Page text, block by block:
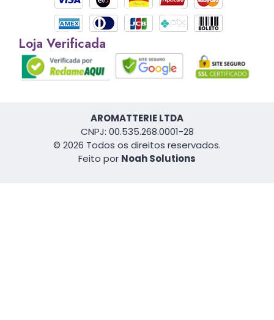
Loja Verificada
AROMATTERIE LTDA
CNPJ: 00.535.268.0001-28
© 2026 Todos os direitos reservados.
Feito por Noah Solutions